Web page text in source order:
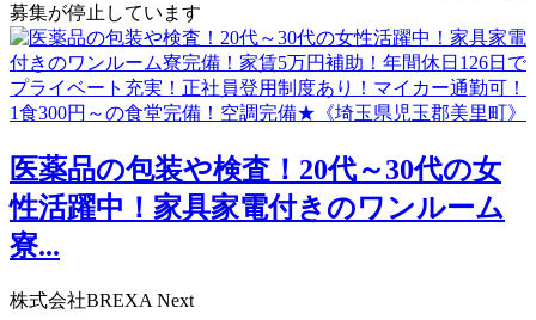
募集が停止しています
医薬品の包装や検査！20代～30代の女
性活躍中！家具家電付きのワンルーム
寮...
株式会社BREXA Next